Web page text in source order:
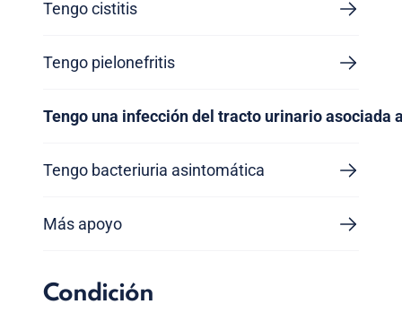
Tengo cistitis
Tengo pielonefritis
Tengo una infección del tracto urinario asociada
Tengo bacteriuria asintomática
Más apoyo
Condición